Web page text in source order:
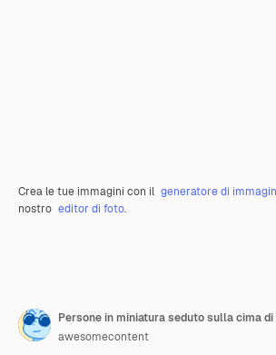
Crea le tue immagini con il generatore di
nostro editor di foto.
Persone in miniatura seduto sulla cima
awesomecontent